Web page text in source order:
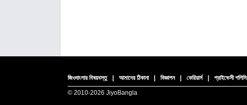
জিওবাংলার বিষয়বস্তু আমাদের ঠিকানা বিজ্ঞাপন কেরিয়ার্স প্রাইভেসী পলিসি
© 2010-2026 JiyoBangla